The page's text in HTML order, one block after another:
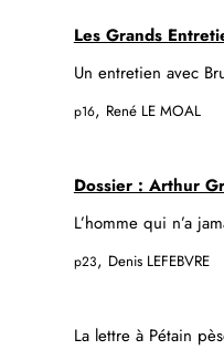
Les Grands
Un entretien avec
p16, René LE MOAL
Dossier : Arthur
L’homme qui n’a
p23, Denis LEFEBVRE
La lettre à Pétain